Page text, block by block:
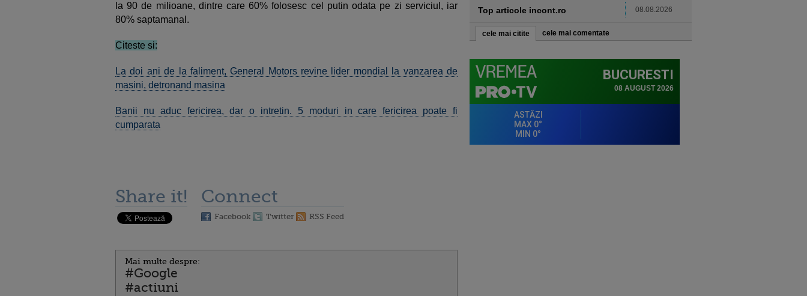
la 90 de milioane, dintre care 60% folosesc cel putin odata pe zi serviciul, iar
80% saptamanal.
Citeste si:
La doi ani de la faliment, General Motors revine lider mondial la vanzarea de
masini, detronand masina
Banii nu aduc fericirea, dar o intretin. 5 moduri in care fericirea poate fi
cumparata
Share it! Connect
Facebook Twitter RSS Feed
Mai multe despre:
#Google
#actiuni
Top articole incont.ro 08.08.2026
cele mai citite cele mai comentate